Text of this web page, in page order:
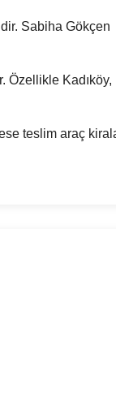
Sabiha Gökçen
Özellikle Kadıköy,
teslim araç